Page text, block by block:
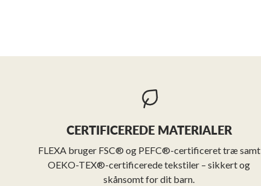
CERTIFICEREDE MATERIALER
FLEXA bruger FSC® og PEFC®-certificeret træ samt
OEKO-TEX®-certificerede tekstiler – sikkert og
skånsomt for dit barn.